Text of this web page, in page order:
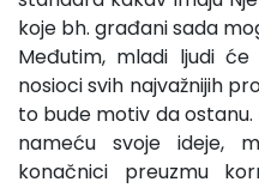
koje bh. građani sada
Međutim, mladi ljudi
nosioci svih najvažnijih
to bude motiv da ostanu.
nameću svoje ideje,
konačnici preuzmu